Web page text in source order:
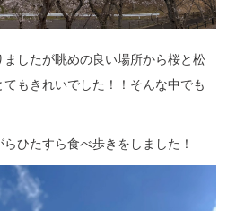
したが眺めの良い場所から桜と松
もきれいでした！！そんな中でも
ひたすら食べ歩きをしました！